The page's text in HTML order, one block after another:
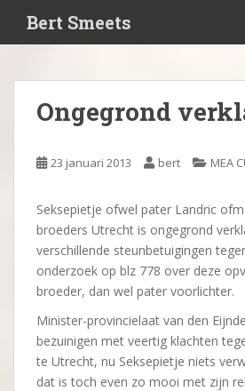
i
Bert Smeets
Ongegrond
23 januari 2013 bert MEA
Seksepietje ofwel pater Landric
broeders Utrecht is ongegrond
verschillende steunbetuigingen
onderzoek op blz 778 over deze
broeder, dan wel pater voorlichter.
Minister-provincielaat van den
bezuinigen met veertig klachten
te Utrecht, nu Seksepietje niets
dat is toch even zo mooi met zijn